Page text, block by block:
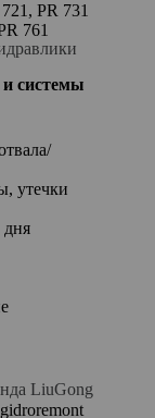
PR 731
761
системы
утечки
дня
LiuGong